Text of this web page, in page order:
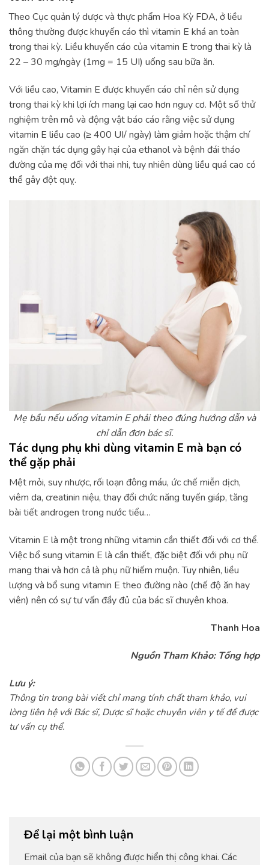
Theo Cục quản lý dược và thực phẩm Hoa Kỳ FDA, ở liều
thông thường được khuyến cáo thì vitamin E khá an toàn
trong thai kỳ. Liều khuyến cáo của vitamin E trong thai kỳ là
22 – 30 mg/ngày (1mg = 15 UI) uống sau bữa ăn.
Với liều cao, Vitamin E được khuyến cáo chỉ nên sử dụng
trong thai kỳ khi lợi ích mang lại cao hơn nguy cơ. Một số thử
nghiệm trên mô và động vật báo cáo rằng việc sử dụng
vitamin E liều cao (≥ 400 UI/ ngày) làm giảm hoặc thậm chí
ngăn chặn tác dụng gây hại của ethanol và bệnh đái tháo
đường của mẹ đối với thai nhi, tuy nhiên dùng liều quá cao có
thể gây đột quỵ.
Mẹ bầu nếu uống vitamin E phải theo đúng hướng dẫn và
chỉ dẫn đơn bác sĩ.
Tác dụng phụ khi dùng vitamin E mà bạn có
thể gặp phải
Mệt mỏi, suy nhược, rối loạn đông máu, ức chế miễn dịch,
viêm da, creatinin niệu, thay đổi chức năng tuyến giáp, tăng
bài tiết androgen trong nước tiểu…
Vitamin E là một trong những vitamin cần thiết đối với cơ thể.
Việc bổ sung vitamin E là cần thiết, đặc biệt đối với phụ nữ
mang thai và hơn cả là phụ nữ hiếm muộn. Tuy nhiên, liều
lượng và bổ sung vitamin E theo đường nào (chế độ ăn hay
viên) nên có sự tư vấn đầy đủ của bác sĩ chuyên khoa.
Thanh Hoa
Nguồn Tham Khảo: Tổng hợp
Lưu ý:
Thông tin trong bài viết chỉ mang tính chất tham khảo, vui
lòng liên hệ với Bác sĩ, Dược sĩ hoặc chuyên viên y tế để được
tư vấn cụ thể.
Để lại một bình luận
Email của bạn sẽ không được hiển thị công khai. Các